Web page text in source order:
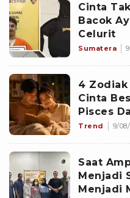
Cinta
Bacok
Celurit
Sumatera
4 Zodiak
Cinta
Pisces
Makin
Trend 9/
Saat
Menjadi
Menjadi